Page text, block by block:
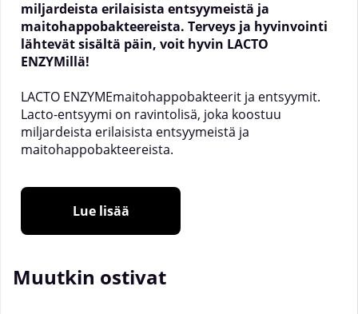
miljardeista erilaisista entsyymeistä ja
maitohappobakteereista. Terveys ja hyvinvointi
lähtevät sisältä päin, voit hyvin LACTO
ENZYMillä!
LACTO ENZYMEmaitohappobakteerit ja entsyymit.
Lacto-entsyymi on ravintolisä, joka koostuu
miljardeista erilaisista entsyymeistä ja
maitohappobakteereista.
Erinomainen sinulle, joka olet laktoosi-
intolerantti
Miljardeja erilaisia entsyymejä ja
Markkinoiden johtava ruoansulatuskompleksi
DigeZyme®
Lue lisää
Muutkin ostivat